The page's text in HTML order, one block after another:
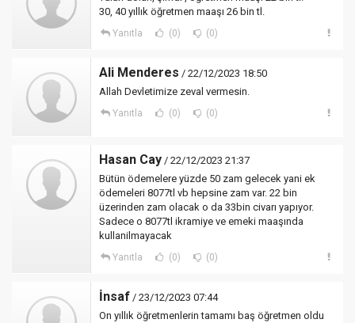
30, 40 yıllık öğretmen maaşı 26 bin tl.
Yanıtla (0) (0)
Ali Menderes / 22/12/2023 18:50
Allah Devletimize zeval vermesin.
Yanıtla (0) (0)
Hasan Cay / 22/12/2023 21:37
Bütün ödemelere yüzde 50 zam gelecek yani ek
ödemeleri 8077tl vb hepsine zam var. 22 bin
üzerinden zam olacak o da 33bin civarı yapıyor.
Sadece o 8077tl ikramiye ve emeki maaşında
kullanilmayacak
Yanıtla (0) (0)
İnsaf / 23/12/2023 07:44
On yıllık öğretmenlerin tamamı baş öğretmen oldu